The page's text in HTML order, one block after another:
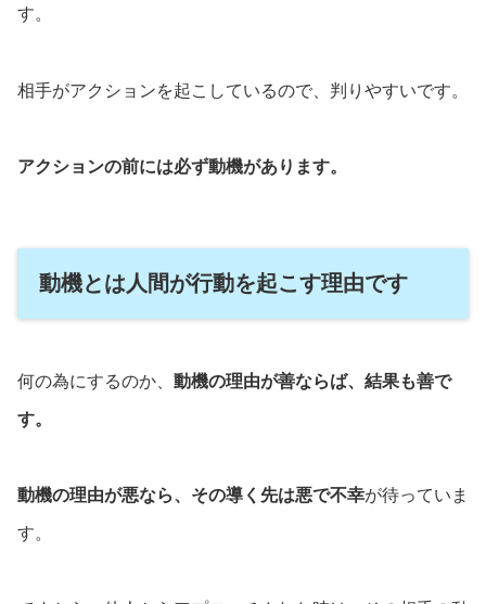
す。
相手がアクションを起こしているので、判りやすいです。
アクションの前には必ず動機があります。
動機とは人間が行動を起こす理由です
何の為にするのか、 動機の理由が善ならば、結果も善で
す。
動機の理由が悪なら、その導く先は悪で不幸が待っていま
す。